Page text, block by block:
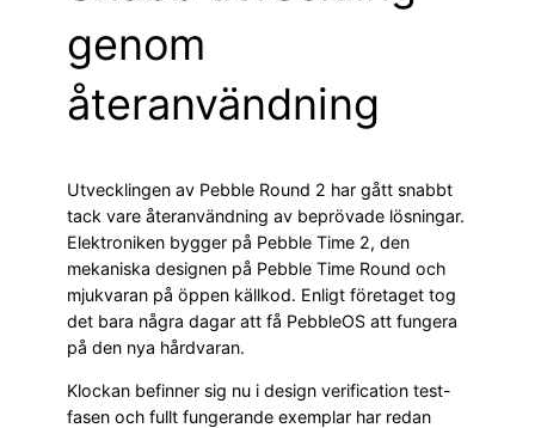
genom
återanvändning
Utvecklingen av Pebble Round 2 har gått snabbt
tack vare återanvändning av beprövade lösningar.
Elektroniken bygger på Pebble Time 2, den
mekaniska designen på Pebble Time Round och
mjukvaran på öppen källkod. Enligt företaget tog
det bara några dagar att få PebbleOS att fungera
på den nya hårdvaran.
Klockan befinner sig nu i design verification test-
fasen och fullt fungerande exemplar har redan